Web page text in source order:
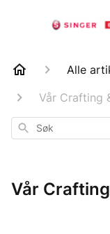
Alle
Vår Crafting
Søk
Vår